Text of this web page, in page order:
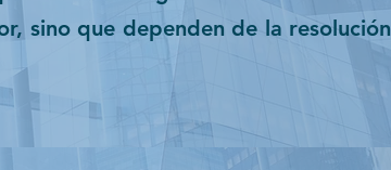
sino que dependen de la resolución